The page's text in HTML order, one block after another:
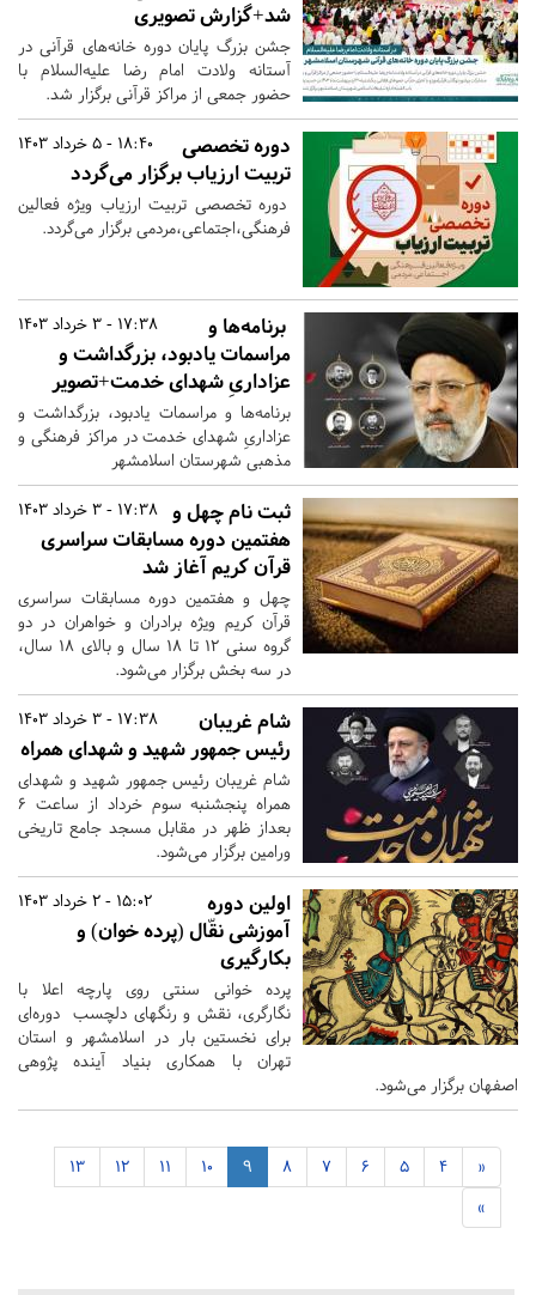
شد+گزارش تصویری
جشن بزرگ پایان دوره خانه‌های قرآنی در
آستانه ولادت امام رضا علیه‌السلام با
حضور جمعی از مراکز قرآنی برگزار شد.
18:40 - 5 خرداد 1403
دوره تخصصی
تربیت ارزیاب برگزار می‌گردد
دوره تخصصی تربیت ارزیاب ویژه فعالین
فرهنگی،اجتماعی،مردمی برگزار می‌گردد.
17:38 - 3 خرداد 1403
برنامه‌ها و
مراسمات یادبود، بزرگداشت و
عزاداریِ شهدای خدمت+تصویر
برنامه‌ها و مراسمات یادبود، بزرگداشت و
عزاداریِ شهدای خدمت در مراکز فرهنگی و
مذهبی شهرستان اسلامشهر
17:38 - 3 خرداد 1403
ثبت نام چهل و
هفتمین دوره مسابقات سراسری
قرآن کریم آغاز شد
چهل و هفتمین دوره مسابقات سراسری
قرآن کریم ویژه برادران و خواهران در دو
گروه سنی ۱۲ تا ۱۸ سال و بالای ۱۸ سال،
در سه بخش برگزار می‌شود.
17:38 - 3 خرداد 1403
شام غریبان
رئیس جمهور شهید و شهدای همراه
شام غریبان رئیس جمهور شهید و شهدای
همراه پنجشنبه سوم خرداد از ساعت ۶
بعداز ظهر در مقابل مسجد جامع تاریخی
ورامین برگزار می‌شود.
15:02 - 2 خرداد 1403
اولین دوره
آموزشی نقّال (پرده خوان) و
بکارگیری
پرده خوانی سنتی روی پارچه اعلا با
نگارگری، نقش و رنگهای دلچسب دوره‌ای
برای نخستین بار در اسلامشهر و استان
تهران با همکاری بنیاد آینده پژوهی
اصفهان برگزار می‌شود.
«
4
5
6
7
8
9
10
11
12
13
»